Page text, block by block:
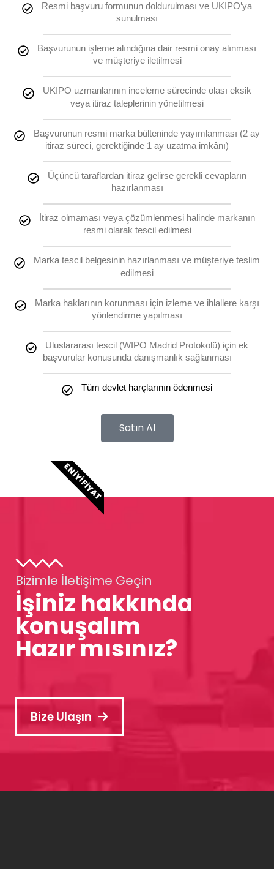
Resmi başvuru formunun doldurulması ve UKIPO’ya
sunulması
Başvurunun işleme alındığına dair resmi onay alınması
ve müşteriye iletilmesi
UKIPO uzmanlarının inceleme sürecinde olası eksik
veya itiraz taleplerinin yönetilmesi
Başvurunun resmi marka bülteninde yayımlanması (2 ay
itiraz süreci, gerektiğinde 1 ay uzatma imkânı)
Üçüncü taraflardan itiraz gelirse gerekli cevapların
hazırlanması
İtiraz olmaması veya çözümlenmesi halinde markanın
resmi olarak tescil edilmesi
Marka tescil belgesinin hazırlanması ve müşteriye teslim
edilmesi
Marka haklarının korunması için izleme ve ihlallere karşı
yönlendirme yapılması
Uluslararası tescil (WIPO Madrid Protokolü) için ek
başvurular konusunda danışmanlık sağlanması
Tüm devlet harçlarının ödenmesi
Satın Al
EN İYI FIYAT
Bizimle İletişime Geçin
İşiniz hakkında
konuşalım
Hazır mısınız?
Bize Ulaşın